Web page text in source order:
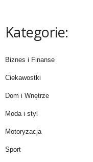
Kategorie:
Biznes i Finanse
Ciekawostki
Dom i Wnętrze
Moda i styl
Motoryzacja
Sport